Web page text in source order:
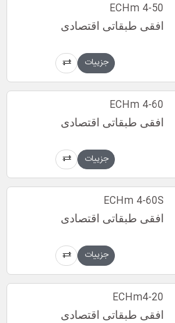
ECHm 4-50
افقی طبقاتی اقتصادی
جزییات
ECHm 4-60
افقی طبقاتی اقتصادی
جزییات
ECHm 4-60S
افقی طبقاتی اقتصادی
جزییات
ECHm4-20
افقی طبقاتی اقتصادی